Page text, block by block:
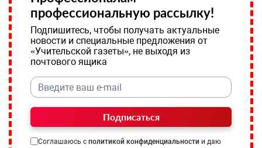
профессиональную рассылку!
Подпишитесь, чтобы получать актуальные
новости и специальные предложения от
«Учительской газеты», не выходя из
почтового ящика
Подписаться
Соглашаюсь с политикой конфиденциальности и даю